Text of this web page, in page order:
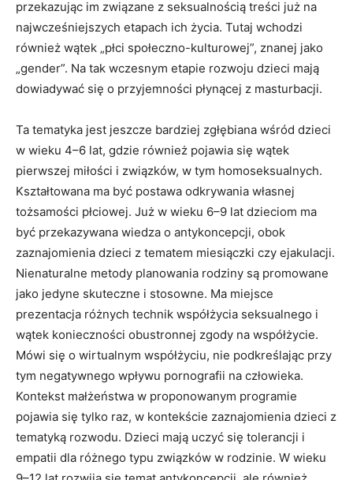
przekazując im związane z seksualnością treści już na
najwcześniejszych etapach ich życia. Tutaj wchodzi
również wątek „płci społeczno-kulturowej”, znanej jako
„gender”. Na tak wczesnym etapie rozwoju dzieci mają
dowiadywać się o przyjemności płynącej z masturbacji.
Ta tematyka jest jeszcze bardziej zgłębiana wśród dzieci
w wieku 4–6 lat, gdzie również pojawia się wątek
pierwszej miłości i związków, w tym homoseksualnych.
Kształtowana ma być postawa odkrywania własnej
tożsamości płciowej. Już w wieku 6–9 lat dzieciom ma
być przekazywana wiedza o antykoncepcji, obok
zaznajomienia dzieci z tematem miesiączki czy ejakulacji.
Nienaturalne metody planowania rodziny są promowane
jako jedyne skuteczne i stosowne. Ma miejsce
prezentacja różnych technik współżycia seksualnego i
wątek konieczności obustronnej zgody na współżycie.
Mówi się o wirtualnym współżyciu, nie podkreślając przy
tym negatywnego wpływu pornografii na człowieka.
Kontekst małżeństwa w proponowanym programie
pojawia się tylko raz, w kontekście zaznajomienia dzieci z
tematyką rozwodu. Dzieci mają uczyć się tolerancji i
empatii dla różnego typu związków w rodzinie. W wieku